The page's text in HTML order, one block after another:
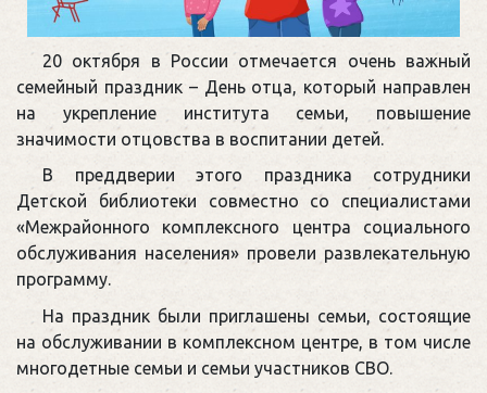
20 октября в России отмечается очень важный
семейный праздник – День отца, который направлен
на укрепление института семьи, повышение
значимости отцовства в воспитании детей.
В преддверии этого праздника сотрудники
Детской библиотеки совместно со специалистами
«Межрайонного комплексного центра социального
обслуживания населения» провели развлекательную
программу.
На праздник были приглашены семьи, состоящие
на обслуживании в комплексном центре, в том числе
многодетные семьи и семьи участников СВО.